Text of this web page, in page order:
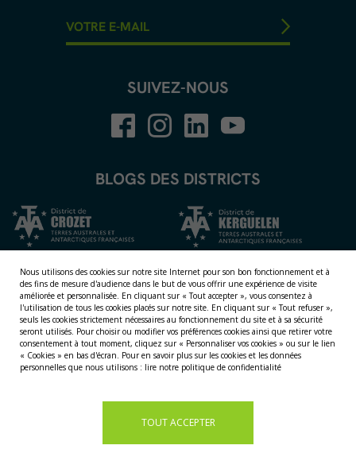
SUIVEZ-NOUS
BLOGS DES DISTRICTS
NOS TERRITOIRES
Nous utilisons des cookies sur notre site Internet pour son bon fonctionnement et à
des fins de mesure d'audience dans le but de vous offrir une expérience de visite
améliorée et personnalisée. En cliquant sur « Tout accepter », vous consentez à
l'utilisation de tous les cookies placés sur notre site. En cliquant sur « Tout refuser »,
seuls les cookies strictement nécessaires au fonctionnement du site et à sa sécurité
seront utilisés. Pour choisir ou modifier vos préférences cookies ainsi que retirer votre
consentement à tout moment, cliquez sur « Personnaliser vos cookies » ou sur le lien
« Cookies » en bas d'écran. Pour en savoir plus sur les cookies et les données
personnelles que nous utilisons : lire notre politique de confidentialité
TOUT ACCEPTER